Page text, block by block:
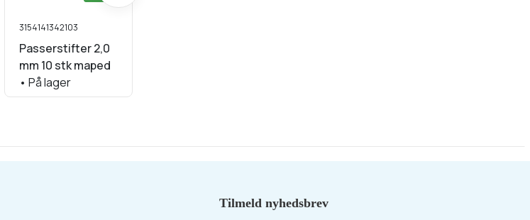
3154141342103
Passerstifter 2,0
mm 10 stk maped
• På lager
Tilmeld nyhedsbrev